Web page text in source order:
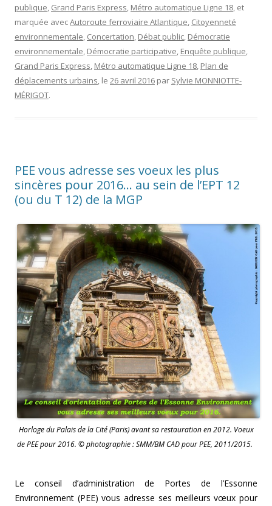
publique, Grand Paris Express, Métro automatique Ligne 18, et
marquée avecAutoroute ferroviaire Atlantique, Citoyenneté
environnementale, Concertation, Débat public, Démocratie
environnementale, Démocratie participative, Enquête publique,
Grand Paris Express, Métro automatique Ligne 18, Plan de
déplacements urbains, le 26 avril 2016 par Sylvie MONNIOTTE-
MÉRIGOT.
PEE vous adresse ses voeux les plus
sincères pour 2016… au sein de l’EPT 12
(ou du T 12) de la MGP
Horloge du Palais de la Cité (Paris) avant sa restauration en 2012. Voeux
de PEE pour 2016. © photographie : SMM/BM CAD pour PEE, 2011/2015.
Le conseil d’administration de Portes de l’Essonne
Environnement (PEE) vous adresse ses meilleurs vœux pour